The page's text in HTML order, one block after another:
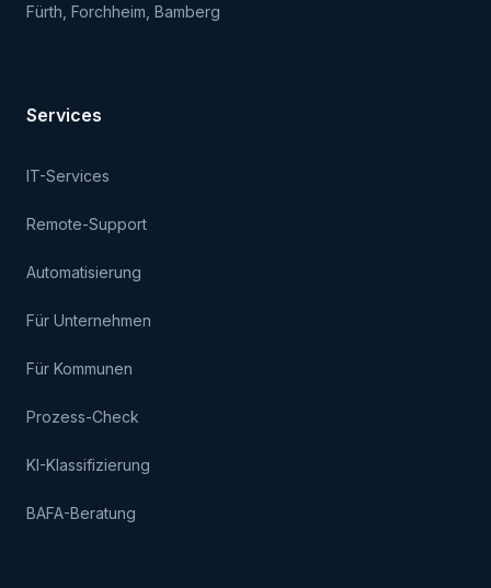
Fürth, Forchheim, Bamberg
Services
IT-Services
Remote-Support
Automatisierung
Für Unternehmen
Für Kommunen
Prozess-Check
KI-Klassifizierung
BAFA-Beratung